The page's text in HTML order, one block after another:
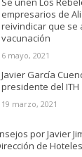
empresarios de
reivindicar que se
vacunación
6 mayo, 2021
Javier García
presidente del ITH
19 marzo, 2021
por Javier
de Hoteles